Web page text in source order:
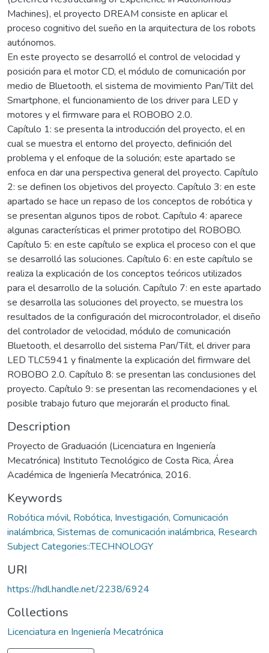
Machines), el proyecto DREAM consiste en aplicar el
proceso cognitivo del sueño en la arquitectura de los robots
autónomos.
En este proyecto se desarrolló el control de velocidad y
posición para el motor CD, el módulo de comunicación por
medio de Bluetooth, el sistema de movimiento Pan/Tilt del
Smartphone, el funcionamiento de los driver para LED y
motores y el firmware para el ROBOBO 2.0.
Capítulo 1: se presenta la introducción del proyecto, el en
cual se muestra el entorno del proyecto, definición del
problema y el enfoque de la solución; este apartado se
enfoca en dar una perspectiva general del proyecto. Capítulo
2: se definen los objetivos del proyecto. Capítulo 3: en este
apartado se hace un repaso de los conceptos de robótica y
se presentan algunos tipos de robot. Capítulo 4: aparece
algunas características el primer prototipo del ROBOBO.
Capítulo 5: en este capítulo se explica el proceso con el que
se desarrolló las soluciones. Capítulo 6: en este capítulo se
realiza la explicación de los conceptos teóricos utilizados
para el desarrollo de la solución. Capítulo 7: en este apartado
se desarrolla las soluciones del proyecto, se muestra los
resultados de la configuración del microcontrolador, el diseño
del controlador de velocidad, módulo de comunicación
Bluetooth, el desarrollo del sistema Pan/Tilt, el driver para
LED TLC5941 y finalmente la explicación del firmware del
ROBOBO 2.0. Capítulo 8: se presentan las conclusiones del
proyecto. Capítulo 9: se presentan las recomendaciones y el
posible trabajo futuro que mejorarán el producto final.
Description
Proyecto de Graduación (Licenciatura en Ingeniería
Mecatrónica) Instituto Tecnológico de Costa Rica, Área
Académica de Ingeniería Mecatrónica, 2016.
Keywords
Robótica móvil, Robótica, Investigación, Comunicación
inalámbrica, Sistemas de comunicación inalámbrica, Research
Subject Categories::TECHNOLOGY
URI
https://hdl.handle.net/2238/6924
Collections
Licenciatura en Ingeniería Mecatrónica